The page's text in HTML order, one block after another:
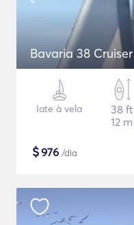
Bavaria 38 Cruiser
Iate à vela
38 ft
12 m
$976 /dia